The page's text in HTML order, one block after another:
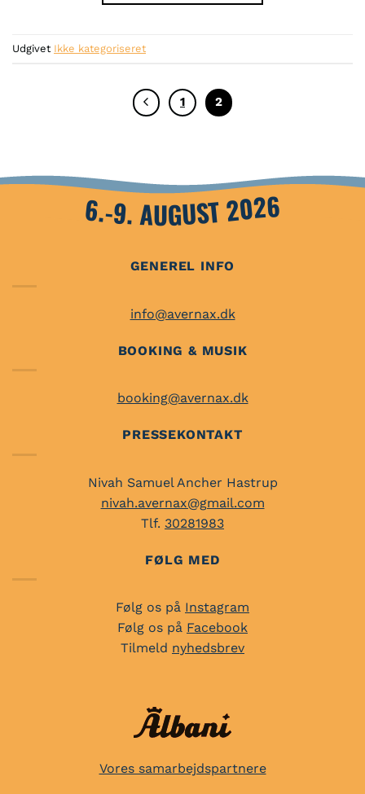
Udgivet Ikke kategoriseret
1 2
6.-9. AUGUST 2026
GENEREL INFO
info@avernax.dk
BOOKING & MUSIK
booking@avernax.dk
PRESSEKONTAKT
Nivah Samuel Ancher Hastrup
nivah.avernax@gmail.com
Tlf. 30281983
FØLG MED
Følg os på Instagram
Følg os på Facebook
Tilmeld nyhedsbrev
Vores samarbejdspartnere